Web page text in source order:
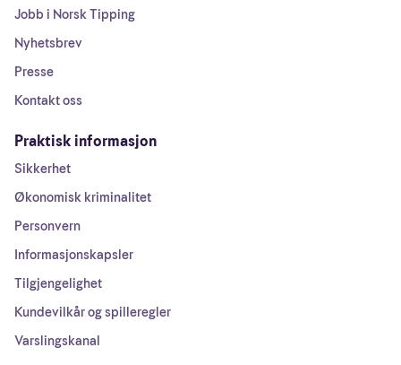
Jobb i Norsk Tipping
Nyhetsbrev
Presse
Kontakt oss
Praktisk informasjon
Sikkerhet
Økonomisk kriminalitet
Personvern
Informasjonskapsler
Tilgjengelighet
Kundevilkår og spilleregler
Varslingskanal